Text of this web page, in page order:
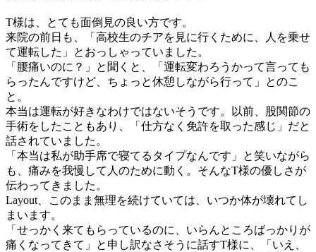
T様は、とても面倒見の良い方です。
来院の前日も、「高校生のチアを見に行くために、人を乗せ
て運転した」とおっしゃっていました。
「腰痛いのに？」と聞くと、「運転変わろうかって言っても
らったんですけど、ちょっと休憩しながら行って」とのこ
と。
本当は運転が好きなわけではないそうです。以前、股関節の
手術をしたこともあり、「仕方なく免許を取った感じ」だと
話されていました。
「本当は私が助手席で寝てるタイプなんです」と笑いながら
も、痛みを我慢して人のために動く。そんなT様の優しさが
伝わってきました。
Layout、このまま無理を続けていては、いつか体が壊れてし
まいます。
「せっかく来てもらっているのに、いらんところばっかりが
痛くなってきて」と申し訳なさそうに話すT様に、「いえ、